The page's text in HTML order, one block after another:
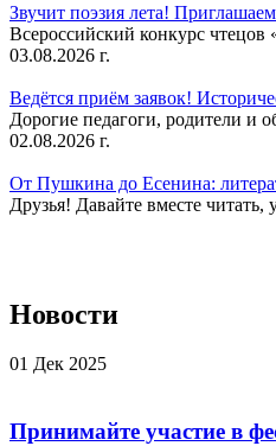
Звучит поэзия лета!
Всероссийский конкурс чтецов
03.08.2026 г.
Ведётся приём заявок!
Дорогие педагоги, родители и
02.08.2026 г.
От Пушкина до Есенина:
Друзья! Давайте вместе
Новости
01 Дек 2025
Принимайте участие в